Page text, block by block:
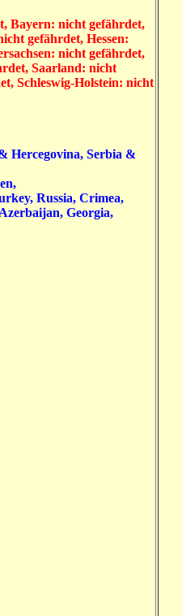
Bayern: nicht gefährdet,
gefährdet, Hessen:
nicht gefährdet,
Saarland: nicht
Schleswig-Holstein: nicht
Hercegovina, Serbia &
Russia, Crimea,
Georgia,